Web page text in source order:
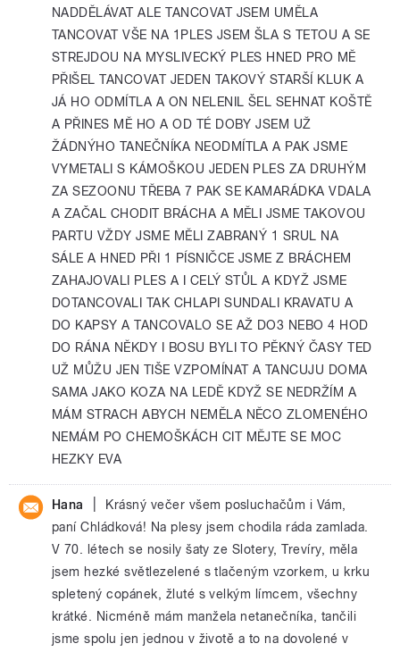
NADDĚLÁVAT ALE TANCOVAT JSEM UMĚLA
TANCOVAT VŠE NA 1PLES JSEM ŠLA S TETOU A SE
STREJDOU NA MYSLIVECKÝ PLES HNED PRO MĚ
PŘIŠEL TANCOVAT JEDEN TAKOVÝ STARŠÍ KLUK A
JÁ HO ODMÍTLA A ON NELENIL ŠEL SEHNAT KOŠTĚ
A PŘINES MĚ HO A OD TÉ DOBY JSEM UŽ
ŽÁDNÝHO TANEČNÍKA NEODMÍTLA A PAK JSME
VYMETALI S KÁMOŠKOU JEDEN PLES ZA DRUHÝM
ZA SEZOONU TŘEBA 7 PAK SE KAMARÁDKA VDALA
A ZAČAL CHODIT BRÁCHA A MĚLI JSME TAKOVOU
PARTU VŽDY JSME MĚLI ZABRANÝ 1 SRUL NA
SÁLE A HNED PŘI 1 PÍSNIČCE JSME Z BRÁCHEM
ZAHAJOVALI PLES A I CELÝ STŮL A KDYŽ JSME
DOTANCOVALI TAK CHLAPI SUNDALI KRAVATU A
DO KAPSY A TANCOVALO SE AŽ DO3 NEBO 4 HOD
DO RÁNA NĚKDY I BOSU BYLI TO PĚKNÝ ČASY TED
UŽ MŮŽU JEN TIŠE VZPOMÍNAT A TANCUJU DOMA
SAMA JAKO KOZA NA LEDĚ KDYŽ SE NEDRŽÍM A
MÁM STRACH ABYCH NEMĚLA NĚCO ZLOMENÉHO
NEMÁM PO CHEMOŠKÁCH CIT MĚJTE SE MOC
HEZKY EVA
Hana
Krásný večer všem posluchačům i Vám,
paní Chládková! Na plesy jsem chodila ráda zamlada.
V 70. létech se nosily šaty ze Slotery, Trevíry, měla
jsem hezké světlezelené s tlačeným vzorkem, u krku
spletený copánek, žluté s velkým límcem, všechny
krátké. Nicméně mám manžela netanečníka, tančili
jsme spolu jen jednou v životě a to na dovolené v